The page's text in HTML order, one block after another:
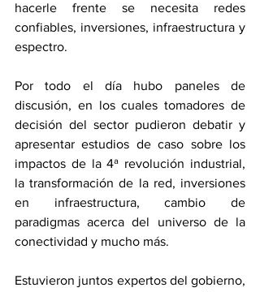
hacerle frente se necesita redes
confiables, inversiones, infraestructura y
espectro.
Por todo el día hubo paneles de
discusión, en los cuales tomadores de
decisión del sector pudieron debatir y
apresentar estudios de caso sobre los
impactos de la 4ª revolución industrial,
la transformación de la red, inversiones
en infraestructura, cambio de
paradigmas acerca del universo de la
conectividad y mucho más.
Estuvieron juntos expertos del gobierno,